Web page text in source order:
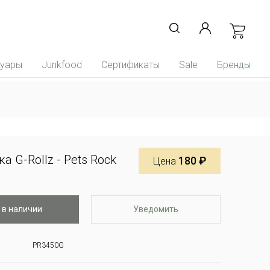
Junkfood Сертификаты Sale Бренды
G-Rollz - Pets Rock
Цена 180 ₽
в наличии Уведомить
PR3450G